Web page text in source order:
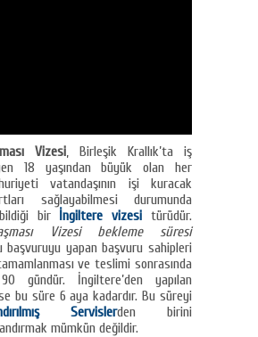
Vizesi, Birleşik Krallık’ta iş
18 yaşından büyük olan her
vatandaşının işi kuracak
sağlayabilmesi durumunda
bir İngiltere vizesi türüdür.
Vizesi bekleme süresi
başvuruyu yapan başvuru sahipleri
ve teslimi sonrasında
İngiltere’den yapılan
bu süre 6 aya kadardır. Bu süreyi
Servislerden birini
mümkün değildir.